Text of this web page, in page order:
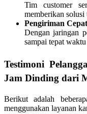
Tim customer
memberikan
Pengiriman
Dengan jaringan
sampai tepat
Testimoni
Jam Dinding dari
Berikut adalah
menggunakan layanan